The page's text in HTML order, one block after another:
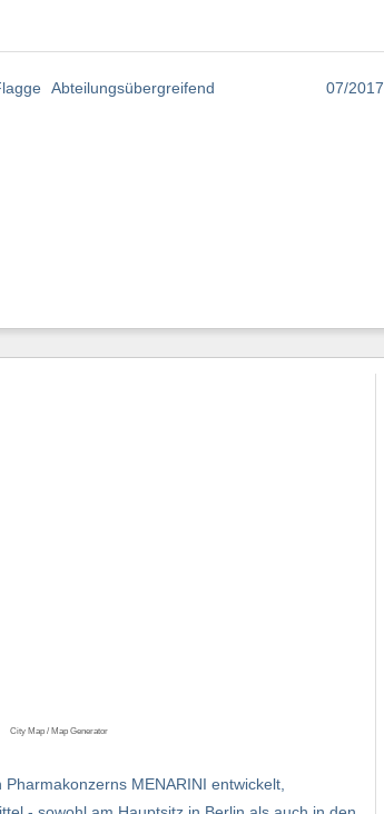
Abteilungsübergreifend 07/2017
City Map / Map Generator
MENARINI entwickelt,